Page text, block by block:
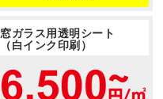
窓ガラス用透明シート
（白インク印刷）